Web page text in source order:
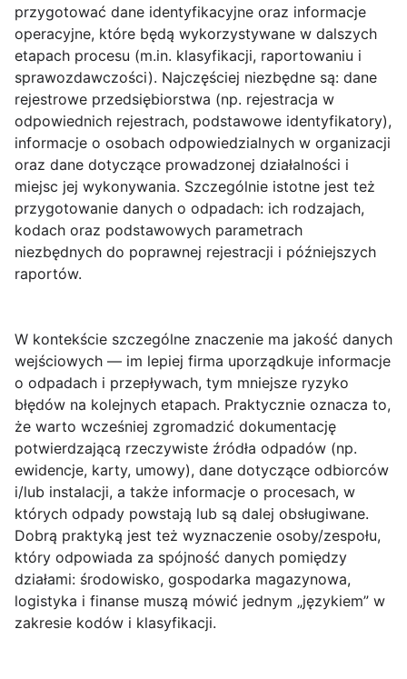
przygotować dane identyfikacyjne oraz informacje
operacyjne, które będą wykorzystywane w dalszych
etapach procesu (m.in. klasyfikacji, raportowaniu i
sprawozdawczości). Najczęściej niezbędne są: dane
rejestrowe przedsiębiorstwa (np. rejestracja w
odpowiednich rejestrach, podstawowe identyfikatory),
informacje o osobach odpowiedzialnych w organizacji
oraz dane dotyczące prowadzonej działalności i
miejsc jej wykonywania. Szczególnie istotne jest też
przygotowanie danych o odpadach: ich rodzajach,
kodach oraz podstawowych parametrach
niezbędnych do poprawnej rejestracji i późniejszych
raportów.
W kontekście szczególne znaczenie ma jakość danych
wejściowych — im lepiej firma uporządkuje informacje
o odpadach i przepływach, tym mniejsze ryzyko
błędów na kolejnych etapach. Praktycznie oznacza to,
że warto wcześniej zgromadzić dokumentację
potwierdzającą rzeczywiste źródła odpadów (np.
ewidencje, karty, umowy), dane dotyczące odbiorców
i/lub instalacji, a także informacje o procesach, w
których odpady powstają lub są dalej obsługiwane.
Dobrą praktyką jest też wyznaczenie osoby/zespołu,
który odpowiada za spójność danych pomiędzy
działami: środowisko, gospodarka magazynowa,
logistyka i finanse muszą mówić jednym „językiem” w
zakresie kodów i klasyfikacji.